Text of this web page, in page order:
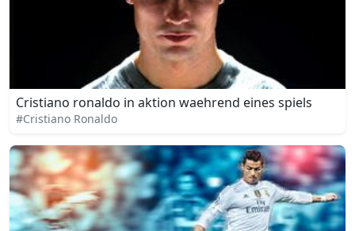
Cristiano ronaldo in aktion waehrend eines spiels
#Cristiano Ronaldo